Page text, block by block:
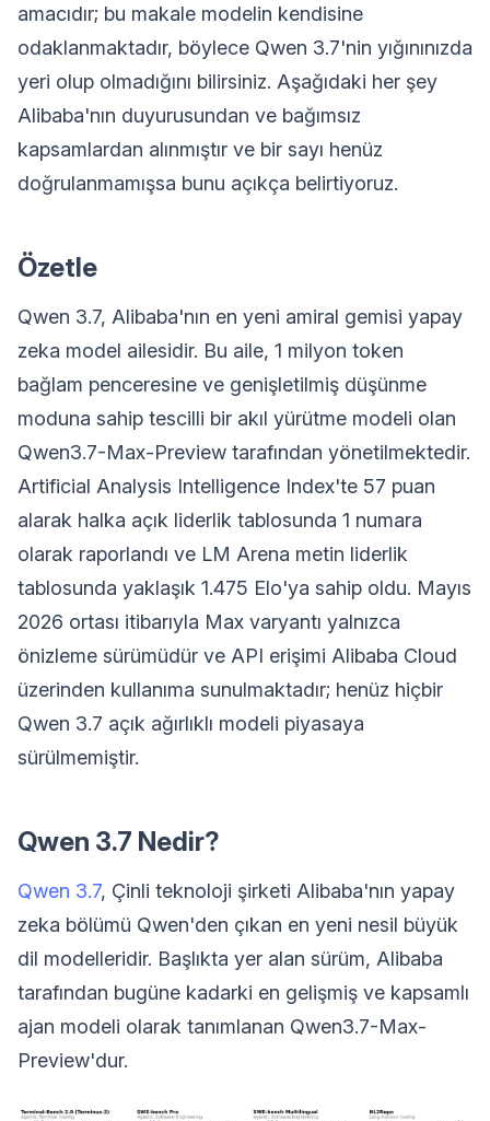
amacıdır; bu makale modelin kendisine
odaklanmaktadır, böylece Qwen 3.7'nin yığınınızda
yeri olup olmadığını bilirsiniz. Aşağıdaki her şey
Alibaba'nın duyurusundan ve bağımsız
kapsamlardan alınmıştır ve bir sayı henüz
doğrulanmamışsa bunu açıkça belirtiyoruz.
Özetle
Qwen 3.7, Alibaba'nın en yeni amiral gemisi yapay
zeka model ailesidir. Bu aile, 1 milyon token
bağlam penceresine ve genişletilmiş düşünme
moduna sahip tescilli bir akıl yürütme modeli olan
Qwen3.7-Max-Preview tarafından yönetilmektedir.
Artificial Analysis Intelligence Index'te 57 puan
alarak halka açık liderlik tablosunda 1 numara
olarak raporlandı ve LM Arena metin liderlik
tablosunda yaklaşık 1.475 Elo'ya sahip oldu. Mayıs
2026 ortası itibarıyla Max varyantı yalnızca
önizleme sürümüdür ve API erişimi Alibaba Cloud
üzerinden kullanıma sunulmaktadır; henüz hiçbir
Qwen 3.7 açık ağırlıklı modeli piyasaya
sürülmemiştir.
Qwen 3.7 Nedir?
Qwen 3.7, Çinli teknoloji şirketi Alibaba'nın yapay
zeka bölümü Qwen'den çıkan en yeni nesil büyük
dil modelleridir. Başlıkta yer alan sürüm, Alibaba
tarafından bugüne kadarki en gelişmiş ve kapsamlı
ajan modeli olarak tanımlanan Qwen3.7-Max-
Preview'dur.